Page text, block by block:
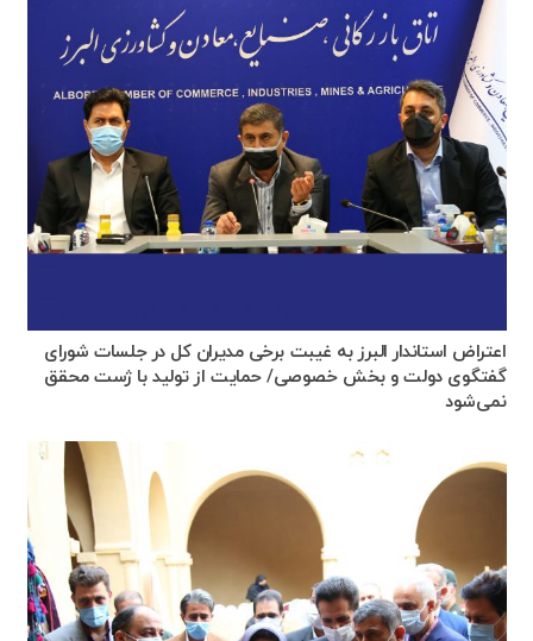
اعتراض استاندار البرز به غیبت برخی مدیران کل در جلسات شورای
گفتگوی دولت و بخش خصوصی/ حمایت از تولید با ژست محقق
نمی‌شود